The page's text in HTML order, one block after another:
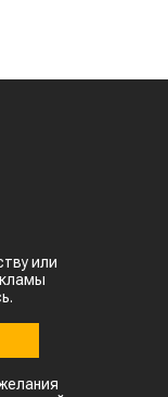
или